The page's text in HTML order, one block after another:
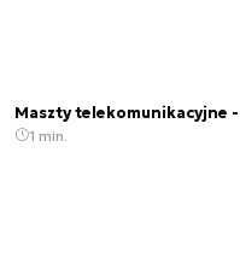
Maszty telekomunikacyjne
1 min.